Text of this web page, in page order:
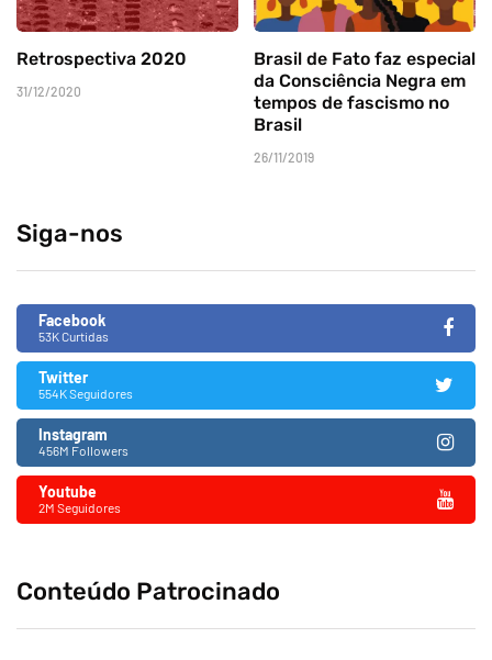
Retrospectiva 2020
31/12/2020
Brasil de Fato faz especial
da Consciência Negra em
tempos de fascismo no
Brasil
26/11/2019
Siga-nos
Facebook
53K Curtidas
Twitter
554K Seguidores
Instagram
456M Followers
Youtube
2M Seguidores
Conteúdo Patrocinado